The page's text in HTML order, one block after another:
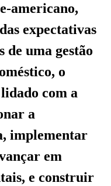
americano,
expectativas
de uma gestão
o
com a
a
implementar
em
e construir